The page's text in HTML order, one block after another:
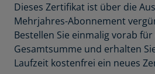
Dieses Zertifikat ist über die
Mehrjahres-Abonnement
Bestellen Sie einmalig vorab
Gesamtsumme und erhalten
Laufzeit kostenfrei ein neues